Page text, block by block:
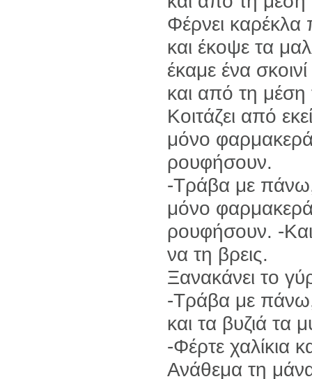
Φέρνει καρέκλα
και έκοψε τα
έκαμε ένα
και από τη μέση
Κοιτάζει από
μόνο φαρμακερά
ρουφήσουν.
-Τράβα με
μόνο φαρμακερά
ρουφήσουν. -
να τη βρεις.
Ξανακάνει το
-Τράβα με πάνω,
και τα βυζιά
-Φέρτε χαλίκια
Ανάθεμα τη